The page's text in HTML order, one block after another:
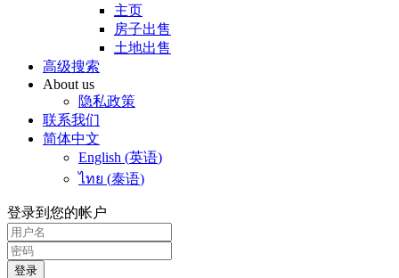
主页
房子出售
土地出售
高级搜索
About us
隐私政策
联系我们
简体中文
English (英语)
ไทย (泰语)
登录到您的帐户
登录